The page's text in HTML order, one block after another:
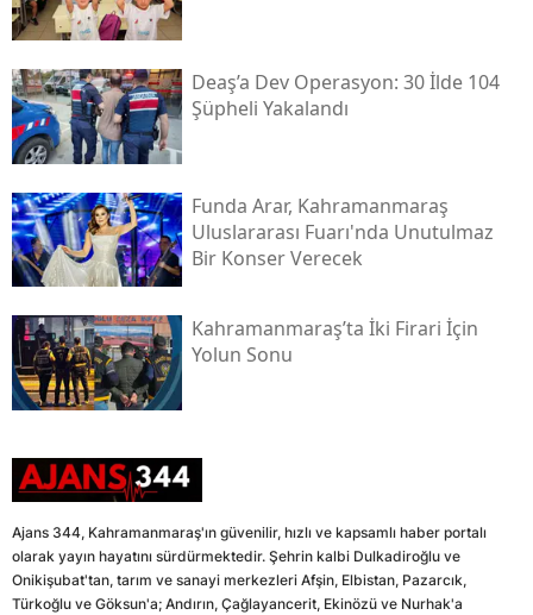
Deaş’a Dev Operasyon: 30 İlde 104
Şüpheli Yakalandı
Funda Arar, Kahramanmaraş
Uluslararası Fuarı'nda Unutulmaz
Bir Konser Verecek
Kahramanmaraş’ta İki Firari İçin
Yolun Sonu
Ajans 344, Kahramanmaraş'ın güvenilir, hızlı ve kapsamlı haber portalı
olarak yayın hayatını sürdürmektedir. Şehrin kalbi Dulkadiroğlu ve
Onikişubat'tan, tarım ve sanayi merkezleri Afşin, Elbistan, Pazarcık,
Türkoğlu ve Göksun'a; Andırın, Çağlayancerit, Ekinözü ve Nurhak'a